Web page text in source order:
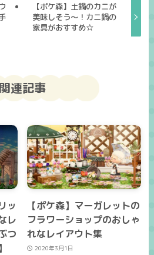
【ポケ森】土鍋のカニが
美味しそう～！カニ鍋の
家具がおすすめ☆
関連記事
ッ
レ
つ
【ポケ森】マーガレットの
フラワーショップのおしゃ
れなレイアウト集
2020年3月1日